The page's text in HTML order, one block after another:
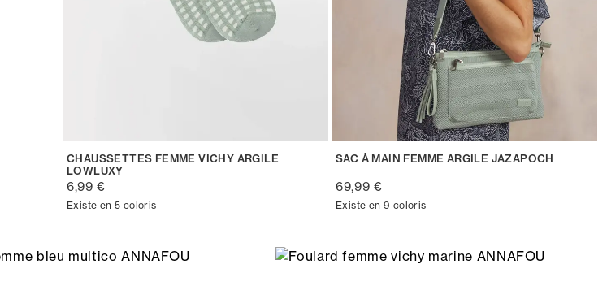
CHAUSSETTES FEMME VICHY ARGILE
LOWLUXY
6,99 €
Existe en 5 coloris
SAC À MAIN FEMME ARGILE JAZAPOCH
69,99 €
Existe en 9 coloris